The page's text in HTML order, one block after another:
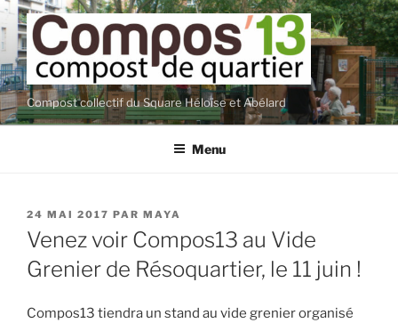
Aller
au
contenu
principal
Compost collectif du Square Héloïse et Abélard
Menu
PUBLIÉ
LE
24 MAI 2017 PAR MAYA
Venez voir Compos13 au Vide
Grenier de Résoquartier, le 11 juin !
Compos13 tiendra un stand au vide grenier organisé